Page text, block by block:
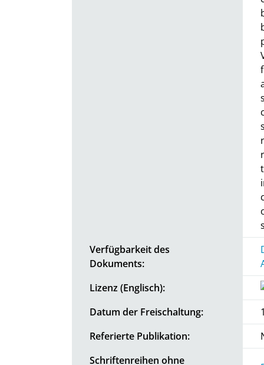
Verfügbarkeit des
Dokuments:
Lizenz (Englisch):
Datum der Freischaltung:
Referierte Publikation:
Schriftenreihen ohne